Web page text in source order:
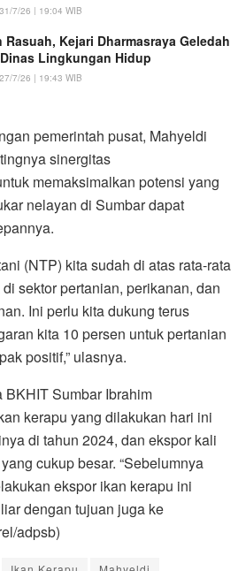
7/26 | 19:04 WIB
Rasuah, Kejari Dharmasraya Geledah
Lingkungan Hidup
7/26 | 19:43 WIB
pemerintah pusat, Mahyeldi
sinergitas
memaksimalkan potensi yang
nelayan di Sumbar dapat
(NTP) kita sudah di atas rata-rata
sektor pertanian, perikanan, dan
Ini perlu kita dukung terus
kita 10 persen untuk pertanian
positif,” ulasnya.
Sumbar Ibrahim
kerapu yang dilakukan hari ini
di tahun 2024, dan ekspor kali
cukup besar. “Sebelumnya
ekspor ikan kerapu ini
dengan tujuan juga ke
adpsb)